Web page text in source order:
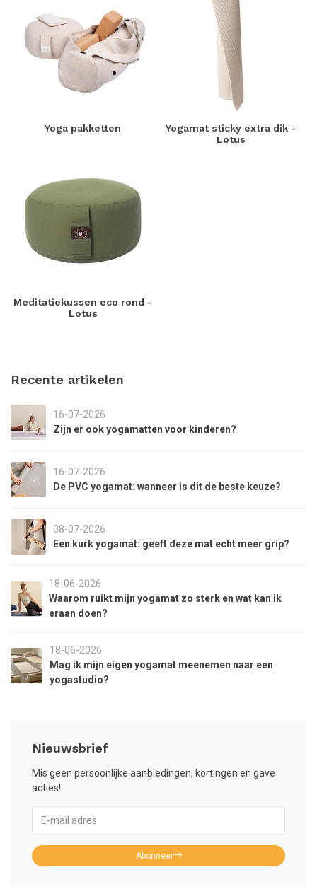
Yoga pakketten
Yogamat sticky extra dik -
Lotus
Meditatiekussen eco rond -
Lotus
Recente artikelen
16-07-2026
Zijn er ook yogamatten voor kinderen?
16-07-2026
De PVC yogamat: wanneer is dit de beste keuze?
08-07-2026
Een kurk yogamat: geeft deze mat echt meer grip?
18-06-2026
Waarom ruikt mijn yogamat zo sterk en wat kan ik
eraan doen?
18-06-2026
Mag ik mijn eigen yogamat meenemen naar een
yogastudio?
Nieuwsbrief
Mis geen persoonlijke aanbiedingen, kortingen en gave
acties!
Abonneer